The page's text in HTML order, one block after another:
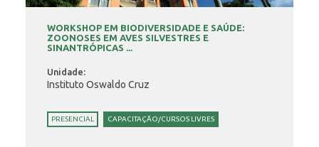
WORKSHOP EM BIODIVERSIDADE E SAÚDE:
ZOONOSES EM AVES SILVESTRES E
SINANTRÓPICAS ...
Unidade:
Instituto Oswaldo Cruz
PRESENCIAL CAPACITAÇÃO/CURSOS LIVRES